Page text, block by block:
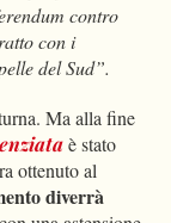
contro
con i
del Sud”.
Ma alla fine
è stato
ottenuto al
diverrà